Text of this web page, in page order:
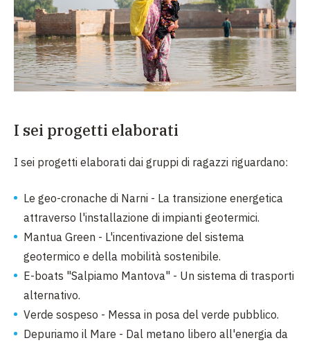
I sei progetti elaborati
I sei progetti elaborati dai gruppi di ragazzi riguardano:
Le geo-cronache di Narni - La transizione energetica
attraverso l'installazione di impianti geotermici.
Mantua Green - L'incentivazione del sistema
geotermico e della mobilità sostenibile.
E-boats "Salpiamo Mantova" - Un sistema di trasporti
alternativo.
Verde sospeso - Messa in posa del verde pubblico.
Depuriamo il Mare - Dal metano libero all'energia da